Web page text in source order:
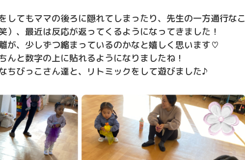
してもママの後ろに隠れてしまったり、先生の一方通行なこ
）、最近は反応が返ってくるようになってきました！
が、少しずつ縮まっているのかなと嬉しく思います♡
んと数字の上に貼れるようになりましたね！
ちびっこさん達と、リトミックをして遊びました♪